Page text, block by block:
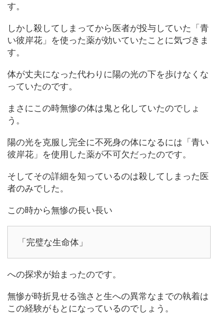
す。
しかし殺してしまってから医者が投与していた「青
い彼岸花」を使った薬が効いていたことに気づきま
す。
体が丈夫になった代わりに陽の光の下を歩けなくな
っていたのです。
まさにこの時無惨の体は鬼と化していたのでしょ
う。
陽の光を克服し完全に不死身の体になるには「青い
彼岸花」を使用した薬が不可欠だったのです。
そしてその詳細を知っているのは殺してしまった医
者のみでした。
この時から無惨の長い長い
「完璧な生命体」
への探求が始まったのです。
無惨が時折見せる強さと生への異常なまでの執着は
この経験がもとになっているのでしょう。